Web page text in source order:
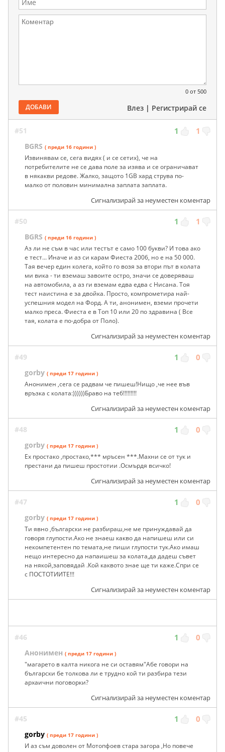
0 от 500
ДОБАВИ Влез | Регистрирай се
#51 1 1
BGRS ( преди 16 години )
Извинявам се, сега видях ( и се сетих), че на
потребителите не се дава поле за изява и се ограничават
в някакви редове. Жалко, защото 1GB хард струва по-
малко от половин минимална заплата заплата.
Сигнализирай за неуместен коментар
#50 1 1
BGRS ( преди 16 години )
Аз ли не съм в час или тестът е само 100 букви? И това ако
е тест... Иначе и аз си карам Фиеста 2006, но е на 50 000.
Тая вечер един колега, който го возя за втори път в колата
ми вика - ти вземаш завоите остро, значи се доверяваш
на автомобила, а аз ги вземам едва едва с Нисана. Тоя
тест наистина е за двойка. Просто, компрометира най-
успешния модел на Форд. А ти, анонимен, вземи прочети
малко преса. Фиеста е в Топ 10 или 20 по здравина ( Все
тая, колата е по-добра от Поло).
Сигнализирай за неуместен коментар
#49 1 0
gorby ( преди 17 години )
Анонимен ,сега се радвам че пишеш!Нищо ,че нее във
връзка с колата:))))))Браво на теб!!!!!!!!!
Сигнализирай за неуместен коментар
#48 1 0
gorby ( преди 17 години )
Ех простако ,простако,*** мръсен ***.Махни се от тук и
престани да пишеш простотии .Осмърдя всичко!
Сигнализирай за неуместен коментар
#47 1 0
gorby ( преди 17 години )
Ти явно ,български не разбираш,не ме принуждавай да
говоря глупости.Ако не знаеш какво да напишеш или си
некомпетентен по темата,не пиши глупости тук.Ако имаш
нещо интересно да напаишеш за колата,да дадеш съвет
на някой,заповядай .Кой каквото знае ще ти каже.Спри се
с ПОСТОТИИТЕ!!!
Сигнализирай за неуместен коментар
#46 1 0
Анонимен ( преди 17 години )
"магарето в калта никога не си оставям"Абе говори на
български бе толкова ли е трудно кой ти разбира тези
архаични поговорки?
Сигнализирай за неуместен коментар
#45 1 0
gorby ( преди 17 години )
И аз съм доволен от Мотопфоев стара загора ,Но повече